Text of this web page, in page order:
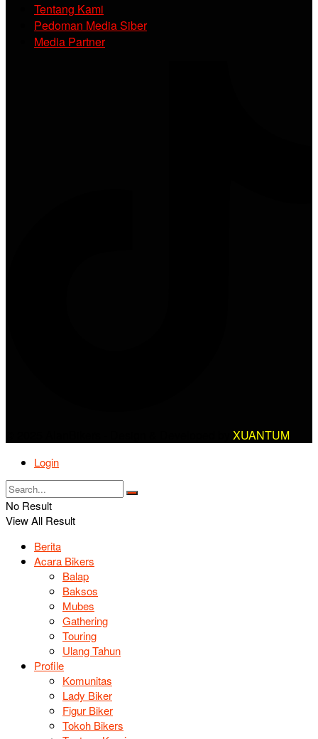
Tentang Kami
Pedoman Media Siber
Media Partner
XUANTUM
Login
No Result
View All Result
Berita
Acara Bikers
Balap
Baksos
Mubes
Gathering
Touring
Ulang Tahun
Profile
Komunitas
Lady Biker
Figur Biker
Tokoh Bikers